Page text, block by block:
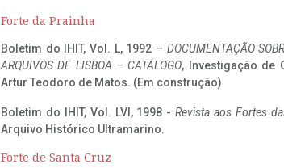
Forte da Prainha
Boletim do IHIT, Vol. L, 1992 – DOCUMENTAÇÃO
ARQUIVOS DE LISBOA – CATÁLOGO, Investigação de
Artur Teodoro de Matos. (Em construção)
Boletim do IHIT, Vol. LVI, 1998 -Revista aos Fortes
Arquivo Histórico Ultramarino.
Forte de Santa Cruz